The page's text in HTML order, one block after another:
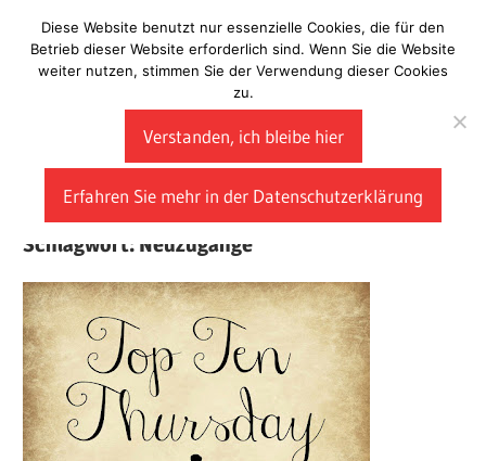
Inhalt
springen
Laberladen
Schlagwort: Neuzugänge
Diese Website benutzt nur essenzielle Cookies, die für den
Betrieb dieser Website erforderlich sind. Wenn Sie die Website
weiter nutzen, stimmen Sie der Verwendung dieser Cookies
zu.
Verstanden, ich bleibe hier
Erfahren Sie mehr in der Datenschutzerklärung